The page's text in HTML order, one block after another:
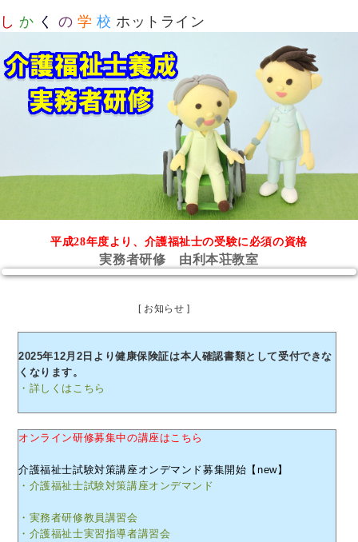
し か く の 学 校 ホットライン
平成28年度より、介護福祉士の受験に必須の資格
実務者研修 由利本荘教室
[ お知らせ ]
2025年12月2日より健康保険証は本人確認書類として受付できな
くなります。
・詳しくはこちら
オンライン研修募集中の講座はこちら
介護福祉士試験対策講座オンデマンド募集開始【new】
・介護福祉士試験対策講座オンデマンド
・実務者研修教員講習会
・介護福祉士実習指導者講習会